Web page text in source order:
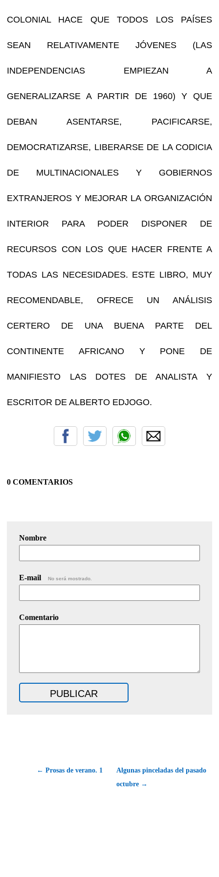
COLONIAL HACE QUE TODOS LOS PAÍSES
SEAN RELATIVAMENTE JÓVENES (LAS
INDEPENDENCIAS EMPIEZAN A
GENERALIZARSE A PARTIR DE 1960) Y QUE
DEBAN ASENTARSE, PACIFICARSE,
DEMOCRATIZARSE, LIBERARSE DE LA CODICIA
DE MULTINACIONALES Y GOBIERNOS
EXTRANJEROS Y MEJORAR LA ORGANIZACIÓN
INTERIOR PARA PODER DISPONER DE
RECURSOS CON LOS QUE HACER FRENTE A
TODAS LAS NECESIDADES. ESTE LIBRO, MUY
RECOMENDABLE, OFRECE UN ANÁLISIS
CERTERO DE UNA BUENA PARTE DEL
CONTINENTE AFRICANO Y PONE DE
MANIFIESTO LAS DOTES DE ANALISTA Y
ESCRITOR DE ALBERTO EDJOGO.
0 COMENTARIOS
Nombre
E-mail No será mostrado.
Comentario
← Prosas de verano. 1
Algunas pinceladas del pasado
octubre →